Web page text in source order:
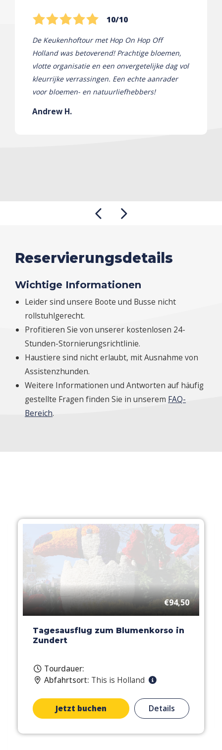
10/10
De Keukenhoftour met Hop On Hop Off
Holland was betoverend! Prachtige bloemen,
vlotte organisatie en een onvergetelijke dag vol
kleurrijke verrassingen. Een echte aanrader
voor bloemen- en natuurliefhebbers!
Andrew H.
Reservierungsdetails
Wichtige Informationen
Leider sind unsere Boote und Busse nicht
rollstuhlgerecht.
Profitieren Sie von unserer kostenlosen 24-
Stunden-Stornierungsrichtlinie.
Haustiere sind nicht erlaubt, mit Ausnahme von
Assistenzhunden.
Weitere Informationen und Antworten auf häufig
gestellte Fragen finden Sie in unserem FAQ-
Bereich.
€94,50
Tagesausflug zum Blumenkorso in
Zundert
Tourdauer:
Abfahrtsort: This is Holland
Jetzt buchen Details